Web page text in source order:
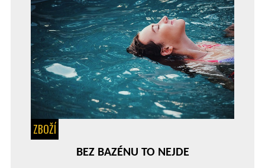
ZBOŽÍ
BEZ BAZÉNU TO NEJDE